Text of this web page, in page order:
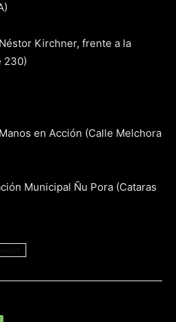
Kirchner, frente a la
230)
en Acción (Calle Melchora
Municipal Ñu Pora (Cataras